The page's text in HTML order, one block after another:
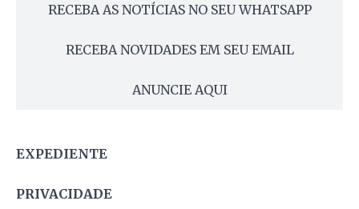
RECEBA AS NOTÍCIAS NO SEU WHATSAPP
RECEBA NOVIDADES EM SEU EMAIL
ANUNCIE AQUI
EXPEDIENTE
PRIVACIDADE